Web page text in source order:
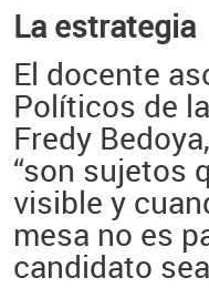
La estrategia
El docente
Políticos de
Fredy Bedoya,
“son sujetos
visible y
mesa no es
candidato